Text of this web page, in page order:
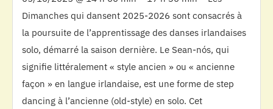
Dimanches qui dansent 2025-2026 sont consacrés à
la poursuite de l’apprentissage des danses irlandaises
solo, démarré la saison dernière. Le Sean-nós, qui
signifie littéralement « style ancien » ou « ancienne
façon » en langue irlandaise, est une forme de step
dancing à l’ancienne (old-style) en solo. Cet